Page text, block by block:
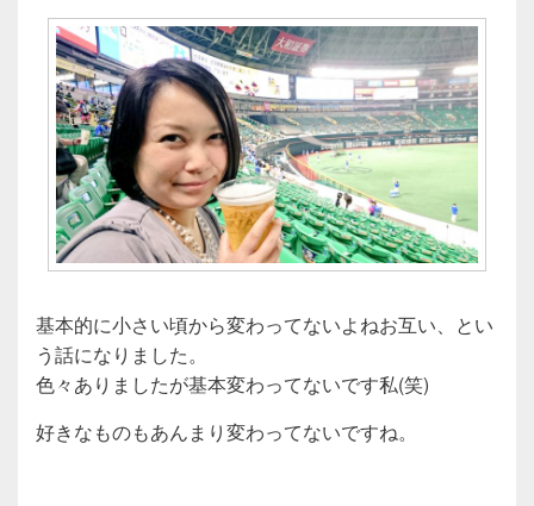
基本的に小さい頃から変わってないよねお互い、とい
う話になりました。
色々ありましたが基本変わってないです私(笑)
好きなものもあんまり変わってないですね。